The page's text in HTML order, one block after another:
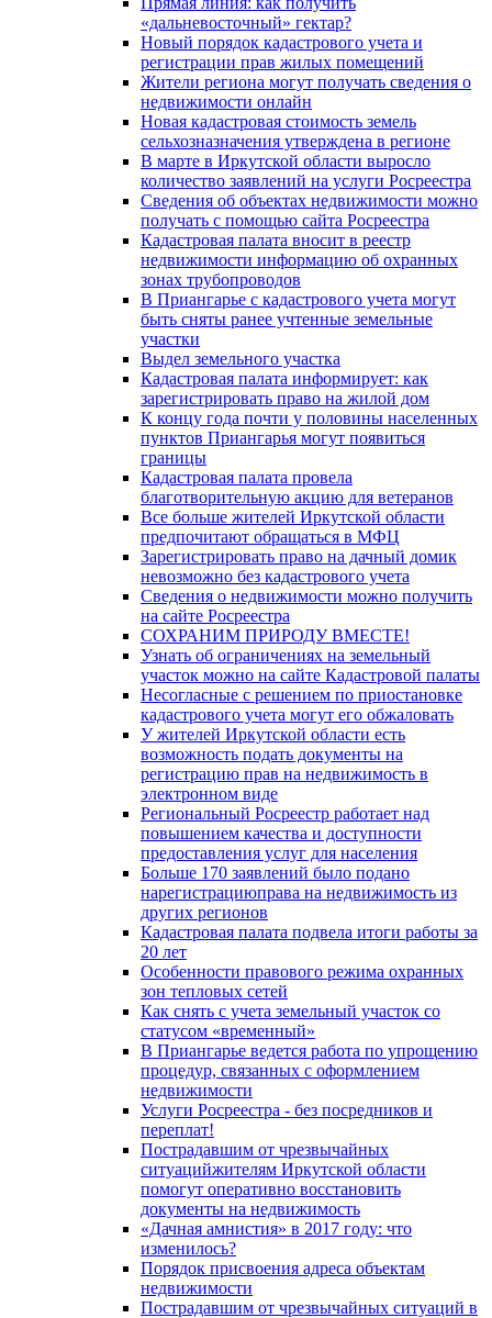
«дальневосточный» гектар?
Новый порядок кадастрового учета и
регистрации прав жилых помещений
Жители региона могут получать сведения о
недвижимости онлайн
Новая кадастровая стоимость земель
сельхозназначения утверждена в регионе
В марте в Иркутской области выросло
количество заявлений на услуги Росреестра
Сведения об объектах недвижимости можно
получать с помощью сайта Росреестра
Кадастровая палата вносит в реестр
недвижимости информацию об охранных
зонах трубопроводов
В Приангарье с кадастрового учета могут
быть сняты ранее учтенные земельные
участки
Выдел земельного участка
Кадастровая палата информирует: как
зарегистрировать право на жилой дом
К концу года почти у половины населенных
пунктов Приангарья могут появиться
границы
Кадастровая палата провела
благотворительную акцию для ветеранов
Все больше жителей Иркутской области
предпочитают обращаться в МФЦ
Зарегистрировать право на дачный домик
невозможно без кадастрового учета
Сведения о недвижимости можно получить
на сайте Росреестра
СОХРАНИМ ПРИРОДУ ВМЕСТЕ!
Узнать об ограничениях на земельный
участок можно на сайте Кадастровой палаты
Несогласные с решением по приостановке
кадастрового учета могут его обжаловать
У жителей Иркутской области есть
возможность подать документы на
регистрацию прав на недвижимость в
электронном виде
Региональный Росреестр работает над
повышением качества и доступности
предоставления услуг для населения
Больше 170 заявлений было подано
нарегистрациюправа на недвижимость из
других регионов
Кадастровая палата подвела итоги работы за
20 лет
Особенности правового режима охранных
зон тепловых сетей
Как снять с учета земельный участок со
статусом «временный»
В Приангарье ведется работа по упрощению
процедур, связанных с оформлением
недвижимости
Услуги Росреестра - без посредников и
переплат!
Пострадавшим от чрезвычайных
ситуацийжителям Иркутской области
помогут оперативно восстановить
документы на недвижимость
«Дачная амнистия» в 2017 году: что
изменилось?
Порядок присвоения адреса объектам
недвижимости
Пострадавшим от чрезвычайных ситуаций в